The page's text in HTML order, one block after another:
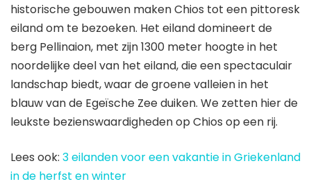
historische gebouwen maken Chios tot een pittoresk
eiland om te bezoeken. Het eiland domineert de
berg Pellinaion, met zijn 1300 meter hoogte in het
noordelijke deel van het eiland, die een spectaculair
landschap biedt, waar de groene valleien in het
blauw van de Egeïsche Zee duiken. We zetten hier de
leukste bezienswaardigheden op Chios op een rij.
Lees ook: 3 eilanden voor een vakantie in Griekenland
in de herfst en winter